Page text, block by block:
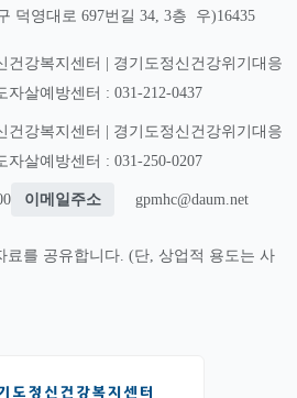
덕영대로 697번길 34, 3층 우)16435
건강복지센터 | 경기도정신건강위기대응
자살예방센터 : 031-212-0437
건강복지센터 | 경기도정신건강위기대응
자살예방센터 : 031-250-0207
이메일주소 gpmhc@daum.net
료를 공유합니다. (단, 상업적 용도는 사